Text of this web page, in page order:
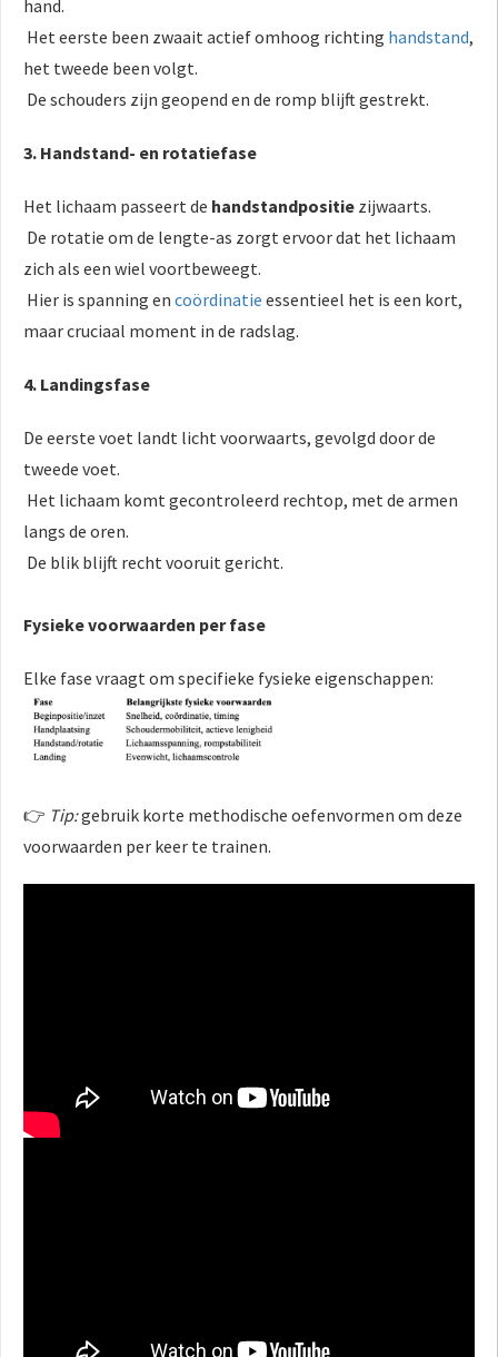
hand.
Het eerste been zwaait actief omhoog richting handstand,
het tweede been volgt.
De schouders zijn geopend en de romp blijft gestrekt.
3. Handstand- en rotatiefase
Het lichaam passeert de handstandpositie zijwaarts.
De rotatie om de lengte-as zorgt ervoor dat het lichaam
zich als een wiel voortbeweegt.
Hier is spanning en coördinatie essentieel het is een kort,
maar cruciaal moment in de radslag.
4. Landingsfase
De eerste voet landt licht voorwaarts, gevolgd door de
tweede voet.
Het lichaam komt gecontroleerd rechtop, met de armen
langs de oren.
De blik blijft recht vooruit gericht.
Fysieke voorwaarden per fase
Elke fase vraagt om specifieke fysieke eigenschappen:
👉 Tip:gebruik korte methodische oefenvormen om deze
voorwaarden per keer te trainen.